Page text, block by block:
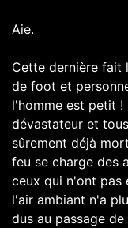
Aie.
Cette dernière fait
de foot et
l'homme est petit
dévastateur et
sûrement déjà
feu se charge des
ceux qui n'ont pas
l'air ambiant n'a
dus au passage